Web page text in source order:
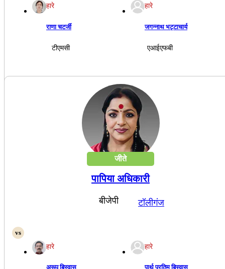
हारे
राणा चटर्जी
टीएमसी
हारे
जगन्नाथ भट्टाचार्य
एआईएफबी
जीते
पापिया अधिकारी
बीजेपी टॉलीगंज
हारे
अरूप बिस्वास
हारे
पार्थ प्रतिम बिस्वास